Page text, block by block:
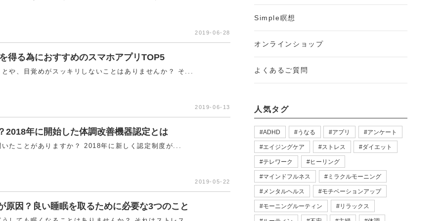
2019-06-28
得る為におすすめのスマホアプリTOP5
や、目覚めがスッキリしないことはありませんか？ そ...
2019-06-13
2018年に開始した体調改善機器認定とは
たことがありますか？ 2018年に新しく認定制度が...
2019-05-22
原因？良い睡眠を取るために必要な3つのこと
Simple瞑想
オンラインショップ
よくあるご質問
人気タグ
ADHD うなる アプリ アンケート
エイジングケア ストレス ダイエット
テレワーク ヒーリング
マインドフルネス ミラクルモーニング
メンタルヘルス モチベーションアップ
モーニングルーティン リラックス